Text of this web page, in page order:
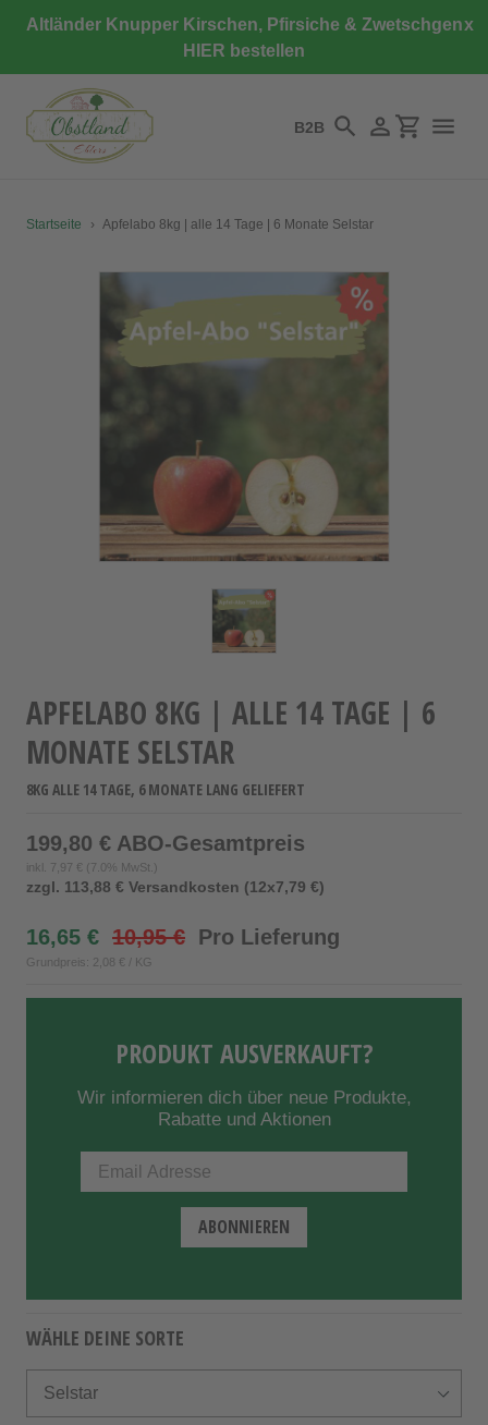
zumAltländer Knupper Kirschen, Pfirsiche & Zwetschgen
HIER bestellen
x
B2B SuchenEinloggen
Startseite › Apfelabo 8kg | alle 14 Tage | 6 Monate Selstar
APFELABO 8KG | ALLE 14 TAGE | 6
MONATE SELSTAR
8KG ALLE 14 TAGE, 6 MONATE LANG GELIEFERT
199,80 € ABO-Gesamtpreis
inkl. 7,97 € (7.0% MwSt.)
zzgl. 113,88 € Versandkosten (12x7,79 €)
16,65 € 10,95 € Pro Lieferung
Grundpreis: 2,08 € / KG
PRODUKT AUSVERKAUFT?
Wir informieren dich über neue Produkte,
Rabatte und Aktionen
WÄHLE DEINE SORTE